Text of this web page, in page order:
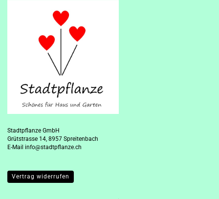
Stadtpflanze GmbH
Grütstrasse 14, 8957 Spreitenbach
E-Mail info@stadtpflanze.ch
Vertrag widerrufen